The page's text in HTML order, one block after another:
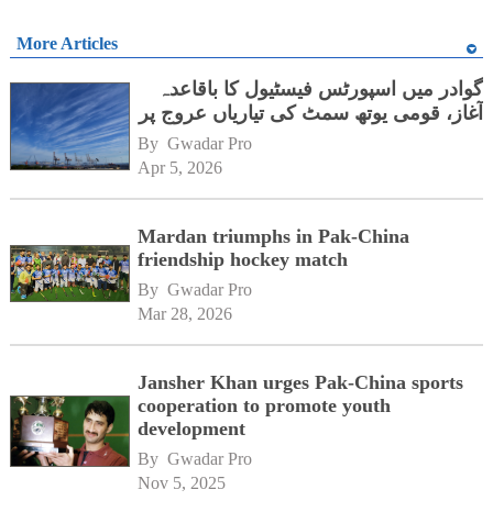
More Articles
گوادر میں اسپورٹس فیسٹیول کا باقاعدہ
آغاز، قومی یوتھ سمٹ کی تیاریاں عروج پر
By Gwadar Pro
Apr 5, 2026
Mardan triumphs in Pak-China
friendship hockey match
By Gwadar Pro
Mar 28, 2026
Jansher Khan urges Pak-China sports
cooperation to promote youth
development
By Gwadar Pro
Nov 5, 2025